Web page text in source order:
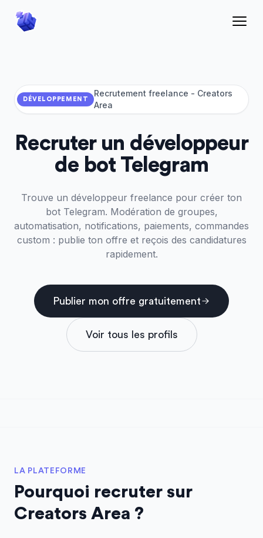
DÉVELOPPEMENT
Recrutement freelance - Creators
Area
Recruter un développeur
de bot Telegram
Trouve un développeur freelance pour créer ton
bot Telegram. Modération de groupes,
automatisation, notifications, paiements, commandes
custom : publie ton offre et reçois des candidatures
rapidement.
Publier mon offre gratuitement
Voir tous les profils
LA PLATEFORME
Pourquoi recruter sur
Creators Area ?